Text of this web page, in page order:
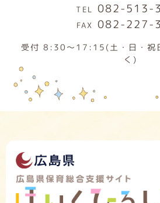
082-513-
082-227-
受付 8:30～17:15(土・日・祝
く)